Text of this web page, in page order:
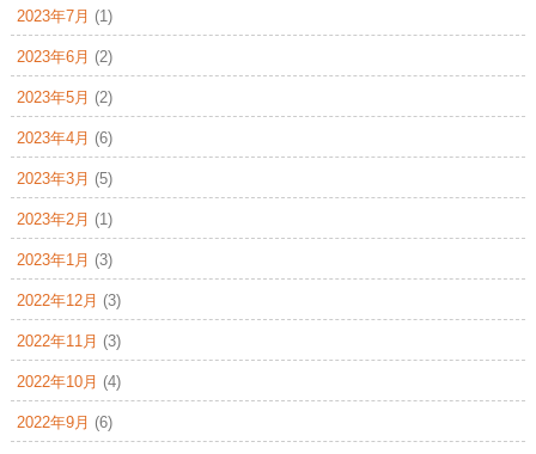
2023年7月 (1)
2023年6月 (2)
2023年5月 (2)
2023年4月 (6)
2023年3月 (5)
2023年2月 (1)
2023年1月 (3)
2022年12月 (3)
2022年11月 (3)
2022年10月 (4)
2022年9月 (6)